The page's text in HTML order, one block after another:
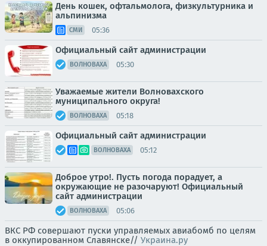
День кошек, офтальмолога, физкультурника и
альпинизма
СМИ 05:36
Официальный сайт администрации
ВОЛНОВАХА 05:30
Уважаемые жители Волновахского
муниципального округа!
ВОЛНОВАХА 05:18
Официальный сайт администрации
ВОЛНОВАХА 05:12
Доброе утро!. Пусть погода порадует, а
окружающие не разочаруют! Официальный
сайт администрации
ВОЛНОВАХА 05:06
ВКС РФ совершают пуски управляемых авиабомб по целям
в оккупированном Славянске// Украина.ру